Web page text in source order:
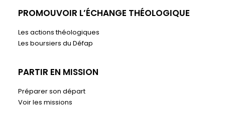
PROMOUVOIR L’ÉCHANGE THÉOLOGIQUE
Les actions théologiques
Les boursiers du Défap
PARTIR EN MISSION
Préparer son départ
Voir les missions